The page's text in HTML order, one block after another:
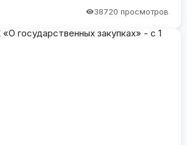
38720 просмотров